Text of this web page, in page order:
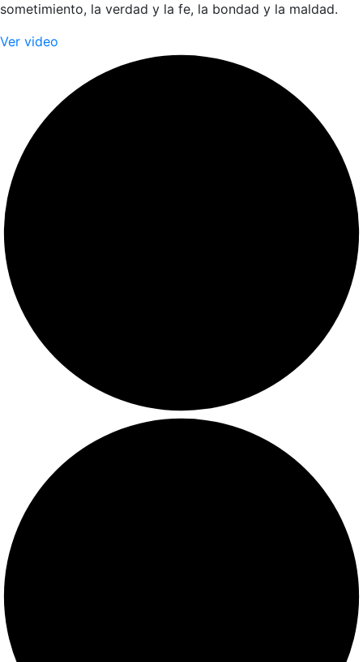
sometimiento, la verdad y la fe, la bondad y la maldad.
Ver video